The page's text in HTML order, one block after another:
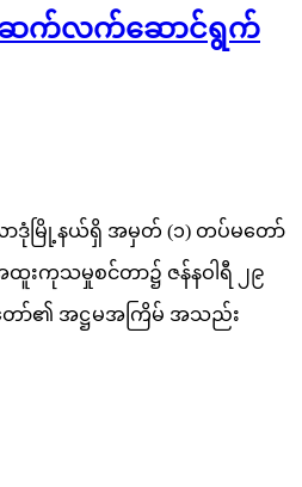
ာဆက်လက်ဆောင်ရွက်
လာဒုံမြို့နယ်ရှိ အမှတ် (၁) တပ်မတော်
ထူးကုသမှုစင်တာ၌ ဇန်နဝါရီ ၂၉
၏ အဋ္ဌမအကြိမ် အသည်း